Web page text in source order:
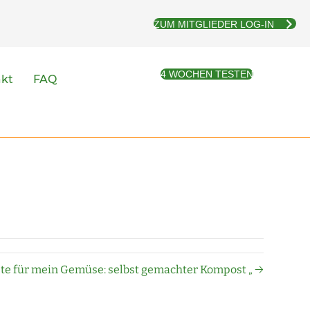
ZUM MITGLIEDER LOG-IN
FAQ 4 WOCHEN TESTEN
für mein Gemüse: selbst gemachter Kompost „ →